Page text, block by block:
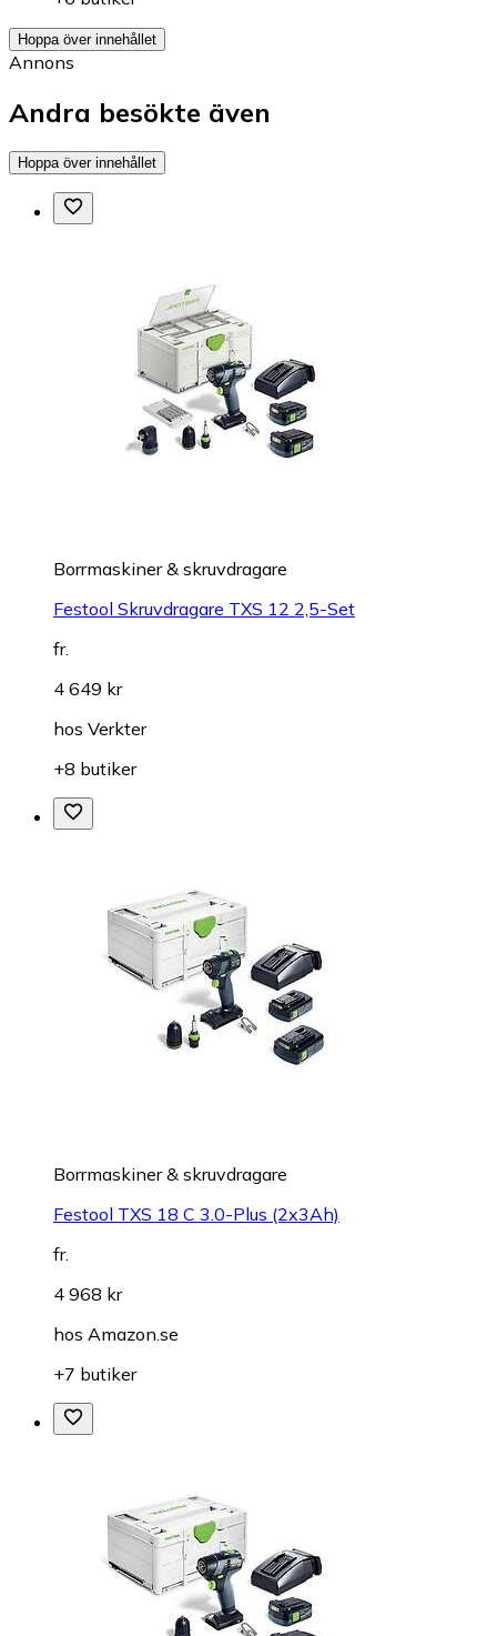
Hoppa över innehållet
Annons
Andra besökte även
Hoppa över innehållet
Borrmaskiner & skruvdragare
Festool Skruvdragare TXS 12 2,5-Set
fr.
4 649 kr
hos Verkter
+8 butiker
Borrmaskiner & skruvdragare
Festool TXS 18 C 3.0-Plus (2x3Ah)
fr.
4 968 kr
hos Amazon.se
+7 butiker